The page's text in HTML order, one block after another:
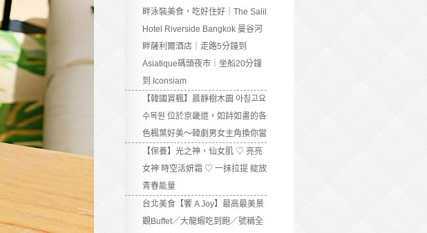
畔泳裝美食，吃好住好｜The Salil
Hotel Riverside Bangkok 曼谷河
畔薩利爾酒店｜走路5分鐘到
Asiatique碼頭夜市｜坐船20分鐘
到 Iconsiam
【韓國賞楓】晨靜樹木園 아침고요
수목원 位於京畿道，如詩如畫的各
色楓葉好美～韓劇男女主角換你當
【保養】光之神，仙女肌 ♡ 亮亮
女神 時空活妍霜 ♡ 一抹拉提 綻放
青春能量
台北美食【饗 A Joy】最高最美景
觀Buffet／大龍蝦吃到飽／號稱全